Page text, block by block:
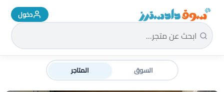
سوق دادسترز الرئيسية دخول
السوق المتاجر